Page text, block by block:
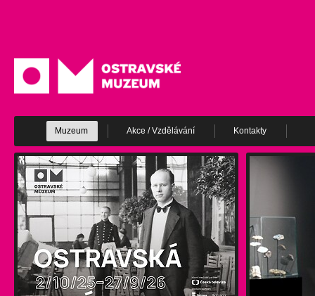
Muzeum Akce / Vzdělávání Kontakty